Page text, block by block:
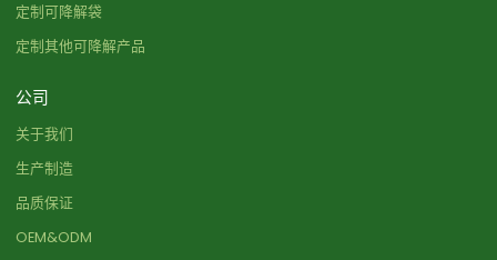
定制可降解袋
定制其他可降解产品
公司
关于我们
生产制造
品质保证
OEM&ODM